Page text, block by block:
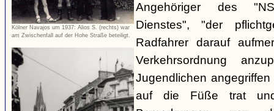
Kölner Navajos um 1937: Alios S. (rechts) war
am Zwischenfall auf der Hohe Straße beteiligt.
Angehöriger des
Dienstes", "der
Radfahrer darauf
Verkehrsordnung
Jugendlichen
auf die Füße trat und